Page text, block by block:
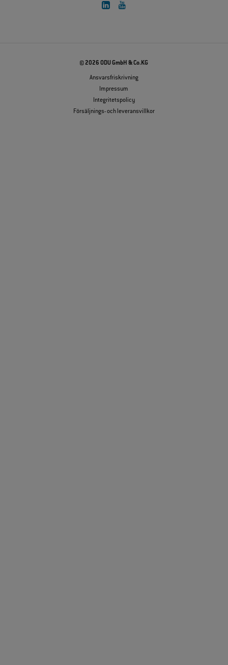
© 2026 ODU GmbH & Co.KG
Ansvarsfriskrivning
Impressum
Integritetspolicy
Försäljnings- och leveransvillkor